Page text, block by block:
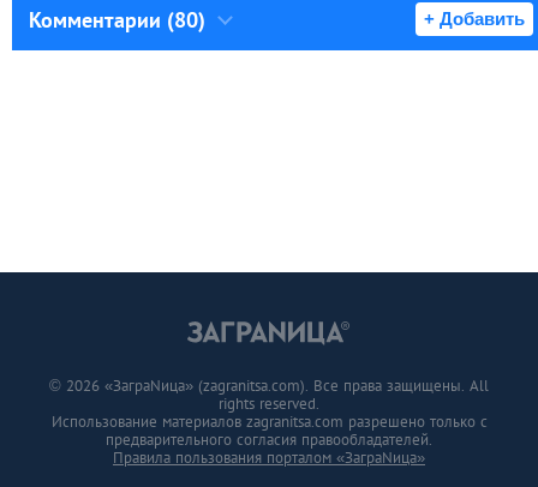
Комментарии (80) + Добавить
© 2026 «ЗаграNица» (zagranitsa.com). Все права защищены. All
rights reserved.
Использование материалов zagranitsa.com разрешено только с
предварительного согласия правообладателей.
Правила пользования порталом «ЗаграNица»